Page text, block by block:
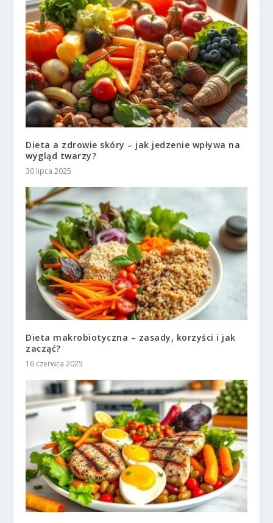
Dieta a zdrowie skóry – jak jedzenie wpływa na
wygląd twarzy?
30 lipca 2025
Dieta makrobiotyczna – zasady, korzyści i jak
zacząć?
16 czerwca 2025